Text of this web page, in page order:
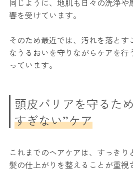
同じように、地肌も日々の洗浄や
響を受けています。
そのため最近では、汚れを落と
なうるおいを守りながらケアを
っています。
頭皮バリアを守るた
すぎない”ケア
これまでのヘアケアは、すっきり
髪の仕上がりを整えることが重視